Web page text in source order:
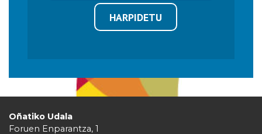
HARPIDETU
Oñatiko Udala
Foruen Enparantza, 1